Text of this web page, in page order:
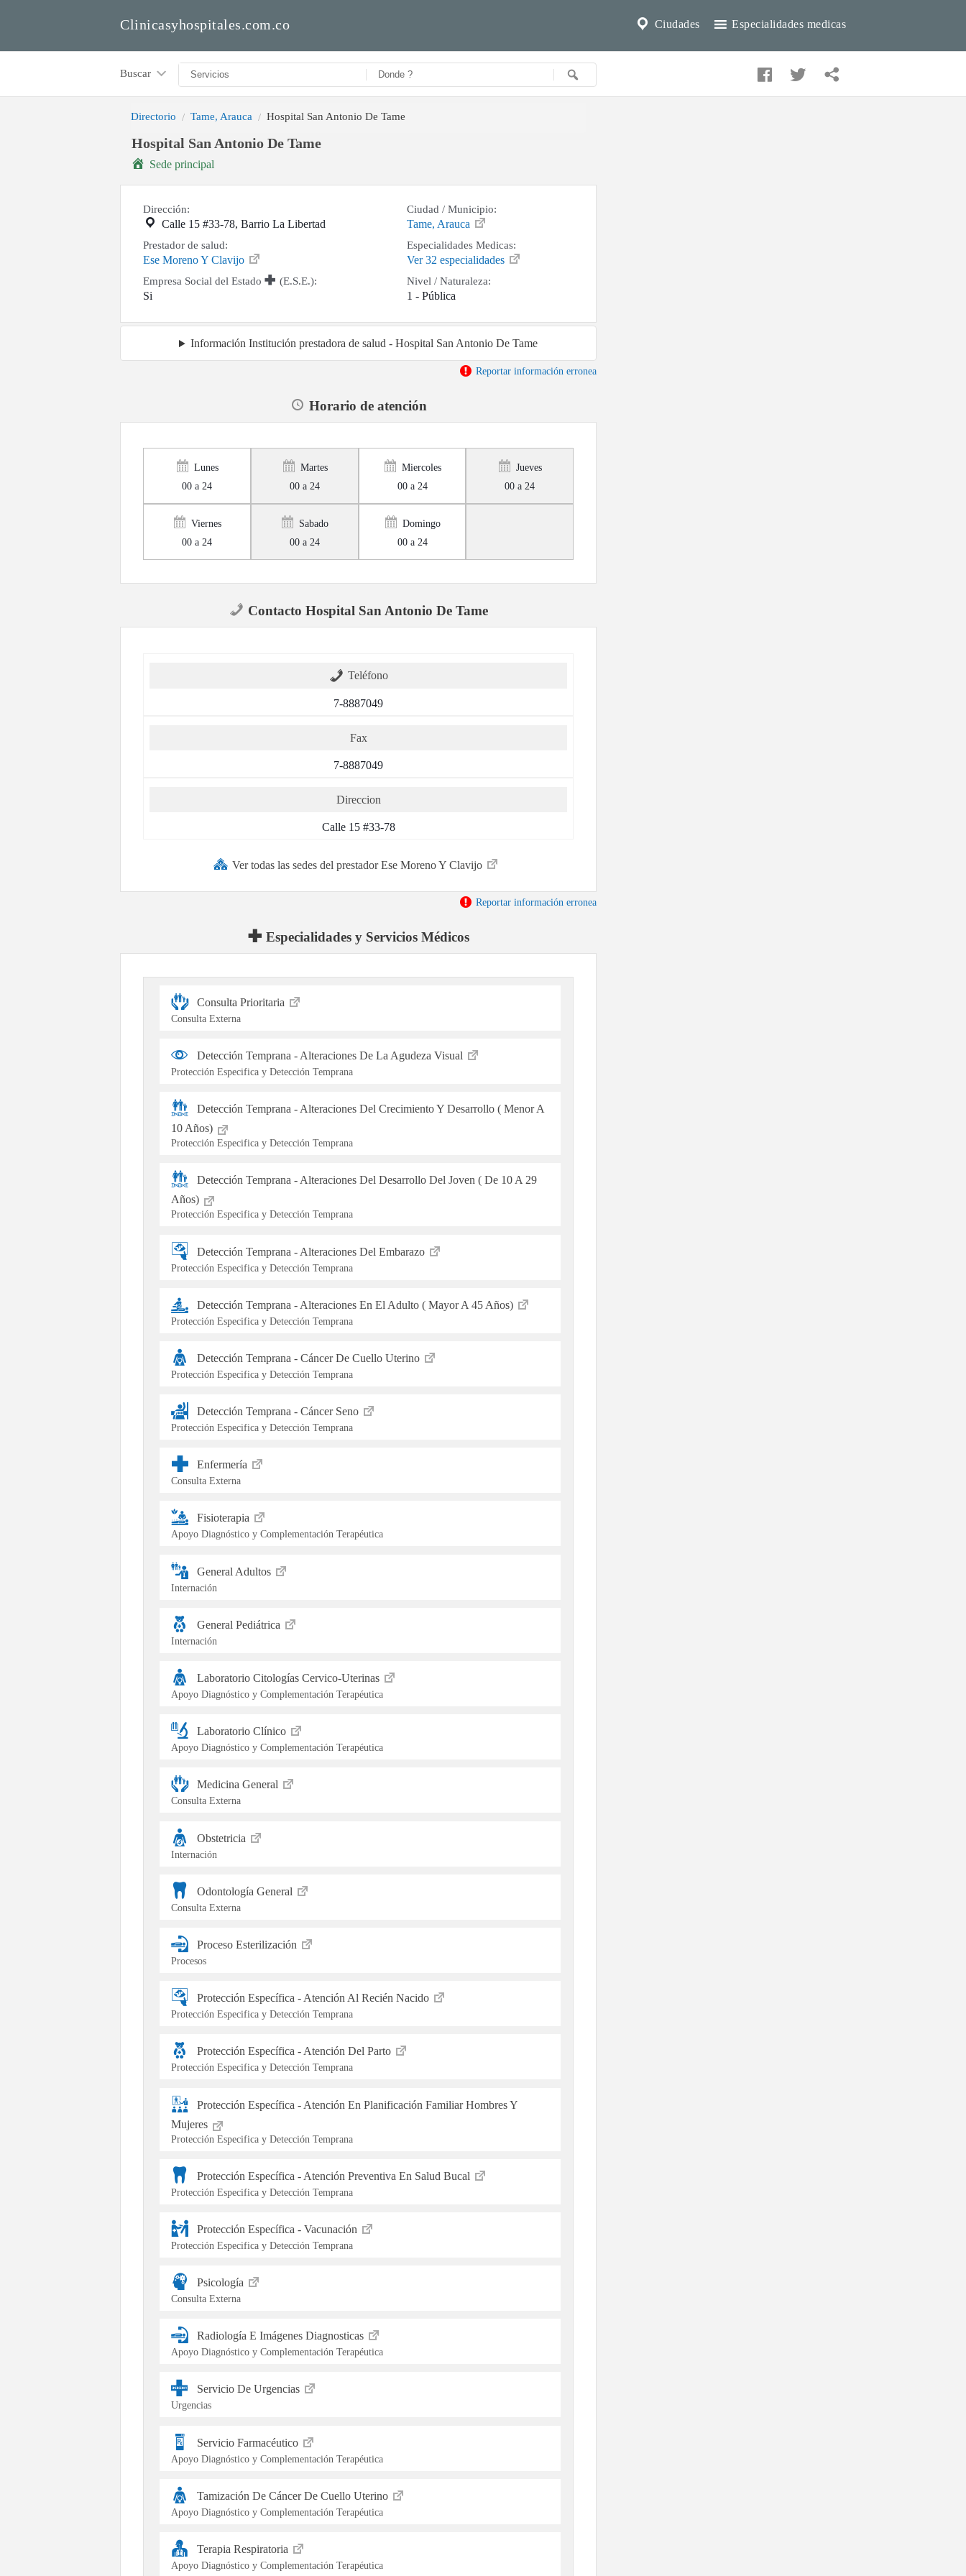
Especialidades medicas
Ciudades
Clinicasyhospitales.com.co
Buscar
Directorio Tame, Arauca Hospital San Antonio De Tame
Hospital San Antonio De Tame
Sede principal
Dirección:
Calle 15 #33-78, Barrio La Libertad
Prestador de salud:
Ese Moreno Y Clavijo
Empresa Social del Estado
(E.S.E.):
Si
Ciudad / Municipio:
Tame, Arauca
Especialidades Medicas:
Ver 32 especialidades
Nivel / Naturaleza:
1 - Pública
Información Institución prestadora de salud - Hospital San Antonio De Tame
Reportar información erronea
Horario de atención
Lunes
00 a 24
Martes
00 a 24
Miercoles
00 a 24
Jueves
00 a 24
Viernes
00 a 24
Sabado
00 a 24
Domingo
00 a 24
Contacto Hospital San Antonio De Tame
Teléfono
7-8887049
Fax
7-8887049
Direccion
Calle 15 #33-78
Ver todas las sedes del prestador Ese Moreno Y Clavijo
Reportar información erronea
Especialidades y Servicios Médicos
Consulta Prioritaria
Consulta Externa
Detección Temprana - Alteraciones De La Agudeza Visual
Protección Especifica y Detección Temprana
Detección Temprana - Alteraciones Del Crecimiento Y Desarrollo ( Menor A
10 Años)
Protección Especifica y Detección Temprana
Detección Temprana - Alteraciones Del Desarrollo Del Joven ( De 10 A 29
Años)
Protección Especifica y Detección Temprana
Detección Temprana - Alteraciones Del Embarazo
Protección Especifica y Detección Temprana
Detección Temprana - Alteraciones En El Adulto ( Mayor A 45 Años)
Protección Especifica y Detección Temprana
Detección Temprana - Cáncer De Cuello Uterino
Protección Especifica y Detección Temprana
Detección Temprana - Cáncer Seno
Protección Especifica y Detección Temprana
Enfermería
Consulta Externa
Fisioterapia
Apoyo Diagnóstico y Complementación Terapéutica
General Adultos
Internación
General Pediátrica
Internación
Laboratorio Citologías Cervico-Uterinas
Apoyo Diagnóstico y Complementación Terapéutica
Laboratorio Clínico
Apoyo Diagnóstico y Complementación Terapéutica
Medicina General
Consulta Externa
Obstetricia
Internación
Odontología General
Consulta Externa
Proceso Esterilización
Procesos
Protección Específica - Atención Al Recién Nacido
Protección Especifica y Detección Temprana
Protección Específica - Atención Del Parto
Protección Especifica y Detección Temprana
Protección Específica - Atención En Planificación Familiar Hombres Y
Mujeres
Protección Especifica y Detección Temprana
Protección Específica - Atención Preventiva En Salud Bucal
Protección Especifica y Detección Temprana
Protección Específica - Vacunación
Protección Especifica y Detección Temprana
Psicología
Consulta Externa
Radiología E Imágenes Diagnosticas
Apoyo Diagnóstico y Complementación Terapéutica
Servicio De Urgencias
Urgencias
Servicio Farmacéutico
Apoyo Diagnóstico y Complementación Terapéutica
Tamización De Cáncer De Cuello Uterino
Apoyo Diagnóstico y Complementación Terapéutica
Terapia Respiratoria
Apoyo Diagnóstico y Complementación Terapéutica